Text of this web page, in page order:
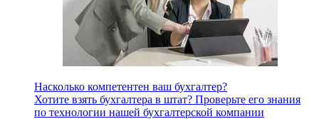
Насколько компетентен ваш бухгалтер?
Хотите взять бухгалтера в штат? Проверьте его знания
по технологии нашей бухгалтерской компании